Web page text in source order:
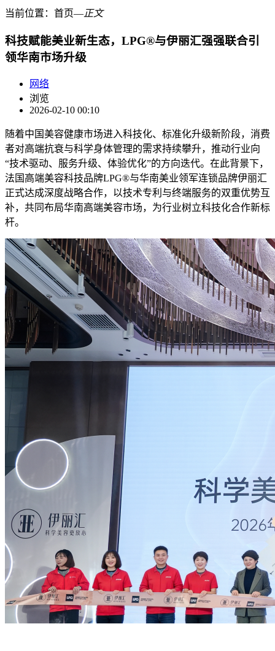
当前位置： 首页―正文
科技赋能美业新生态，LPG®与伊丽汇强强联合引
领华南市场升级
网络
浏览
2026-02-10 00:10
随着中国美容健康市场进入科技化、标准化升级新阶段，消费
者对高端抗衰与科学身体管理的需求持续攀升，推动行业向
“技术驱动、服务升级、体验优化”的方向迭代。在此背景下，
法国高端美容科技品牌LPG®与华南美业领军连锁品牌伊丽汇
正式达成深度战略合作，以技术专利与终端服务的双重优势互
补，共同布局华南高端美容市场，为行业树立科技化合作新标
杆。